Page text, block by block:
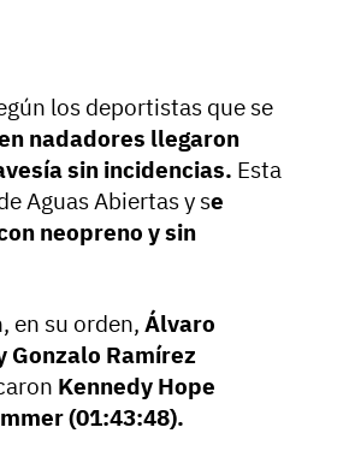
los deportistas que se
nadadores llegaron
sin incidencias. Esta
Aguas Abiertas y se
neopreno y sin
en su orden, Álvaro
Gonzalo Ramírez
Kennedy Hope
(01:43:48).